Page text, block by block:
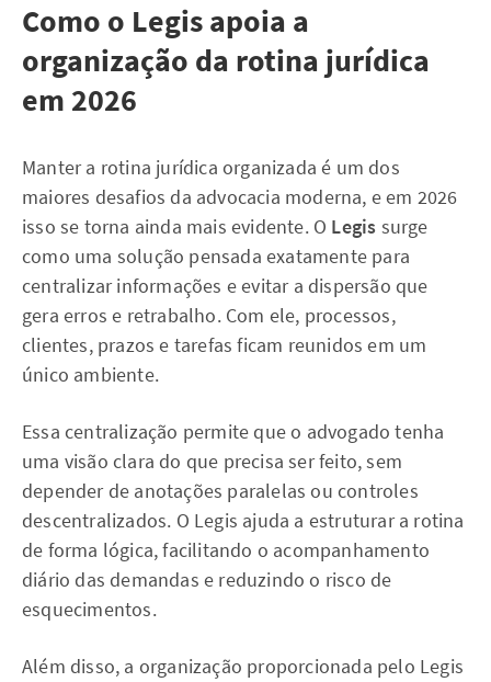
Como o Legis apoia a
organização da rotina jurídica
em 2026
Manter a rotina jurídica organizada é um dos
maiores desafios da advocacia moderna, e em 2026
isso se torna ainda mais evidente. O Legis surge
como uma solução pensada exatamente para
centralizar informações e evitar a dispersão que
gera erros e retrabalho. Com ele, processos,
clientes, prazos e tarefas ficam reunidos em um
único ambiente.
Essa centralização permite que o advogado tenha
uma visão clara do que precisa ser feito, sem
depender de anotações paralelas ou controles
descentralizados. O Legis ajuda a estruturar a rotina
de forma lógica, facilitando o acompanhamento
diário das demandas e reduzindo o risco de
esquecimentos.
Além disso, a organização proporcionada pelo Legis